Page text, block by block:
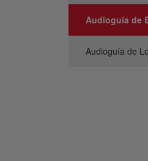
Audioguía de
Audioguía de